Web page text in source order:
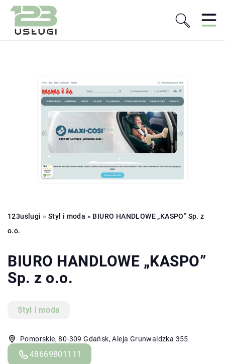
123uslugi » Styl i moda » BIURO HANDLOWE „KASPO” Sp. z
o.o.
BIURO HANDLOWE „KASPO”
Sp. z o.o.
Styl i moda
Pomorskie, 80-309 Gdańsk, Aleja Grunwaldzka 355
48669801111